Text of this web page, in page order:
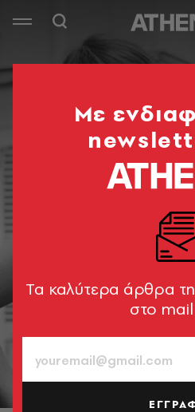
Mε
Tα καλύτερα άρθρα
στο